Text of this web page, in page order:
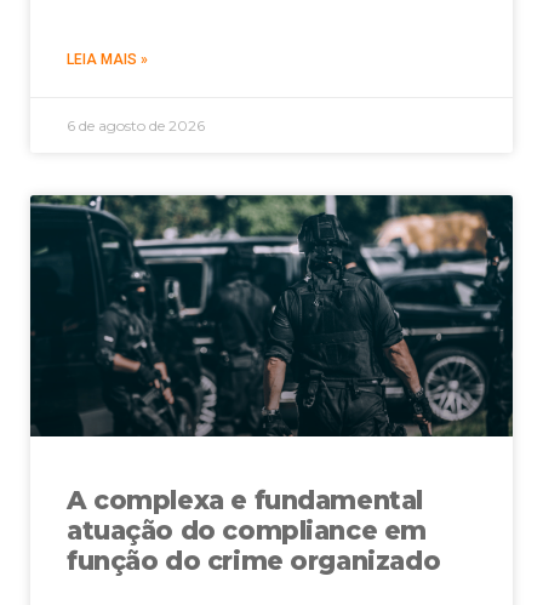
LEIA MAIS »
6 de agosto de 2026
A complexa e fundamental
atuação do compliance em
função do crime organizado